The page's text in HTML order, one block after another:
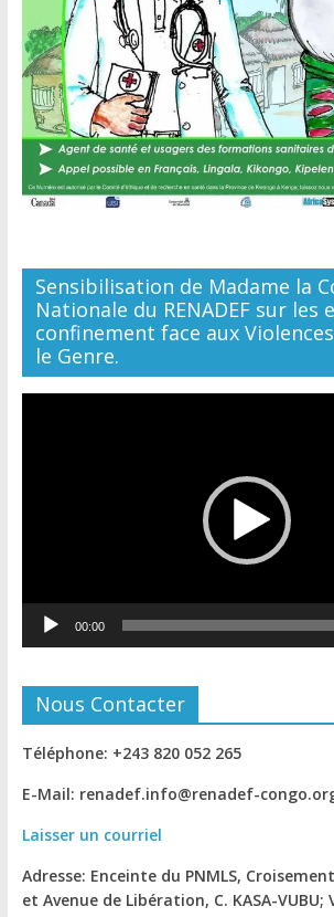
Sensibilisation de Madame la
Nationale du RENADEF sur les
confinement face aux
le Genre.
00:00
Nous Contacter
Téléphone: +243 820 052 265
E-Mail: renadef.info@renadef-
Laisser un courriel
Adresse: Enceinte du PNMLS,
et Avenue de Libération, C. KASA-VUBU;